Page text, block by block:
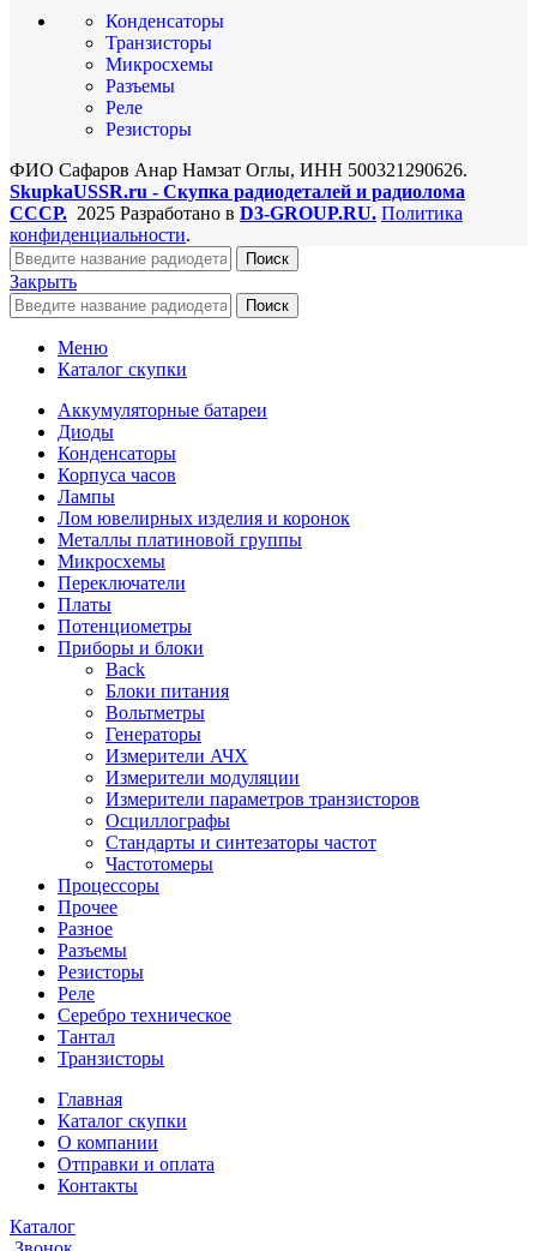
Конденсаторы
Транзисторы
Микросхемы
Разъемы
Реле
Резисторы
ФИО Сафаров Анар Намзат Оглы, ИНН 500321290626.
SkupkaUSSR.ru - Скупка радиодеталей и радиолома
СССР. 2025 Разработано в D3-GROUP.RU. Политика
конфиденциальности.
Поиск
Закрыть
Поиск
Меню
Каталог скупки
Аккумуляторные батареи
Диоды
Конденсаторы
Корпуса часов
Лампы
Лом ювелирных изделия и коронок
Металлы платиновой группы
Микросхемы
Переключатели
Платы
Потенциометры
Приборы и блоки
Back
Блоки питания
Вольтметры
Генераторы
Измерители АЧХ
Измерители модуляции
Измерители параметров транзисторов
Осциллографы
Стандарты и синтезаторы частот
Частотомеры
Процессоры
Прочее
Разное
Разъемы
Резисторы
Реле
Серебро техническое
Тантал
Транзисторы
Главная
Каталог скупки
О компании
Отправки и оплата
Контакты
Каталог